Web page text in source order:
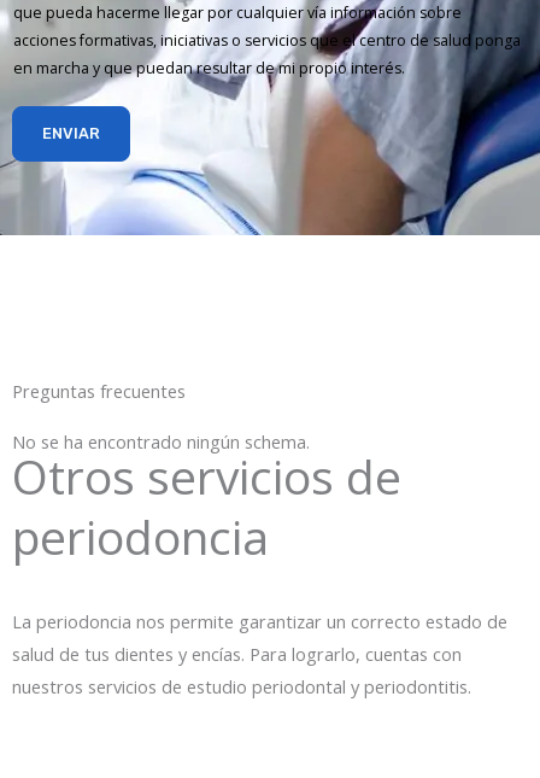
que pueda hacerme llegar por cualquier vía información sobre
acciones formativas, iniciativas o servicios que el centro de salud ponga
en marcha y que puedan resultar de mi propio interés.
ENVIAR
Preguntas frecuentes
No se ha encontrado ningún schema.
Otros servicios de
periodoncia
La periodoncia nos permite garantizar un correcto estado de
salud de tus dientes y encías. Para lograrlo, cuentas con
nuestros servicios de estudio periodontal y periodontitis.